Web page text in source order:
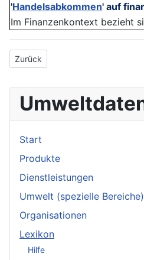
'Handelsabkommen' auf
Im Finanzenkontext bezieht
Vorheriger Beitrag: Europäische
Zurück
Start
Produkte
Dienstleistungen
Umwelt (spezielle Bereiche)
Organisationen
Lexikon
Hilfe